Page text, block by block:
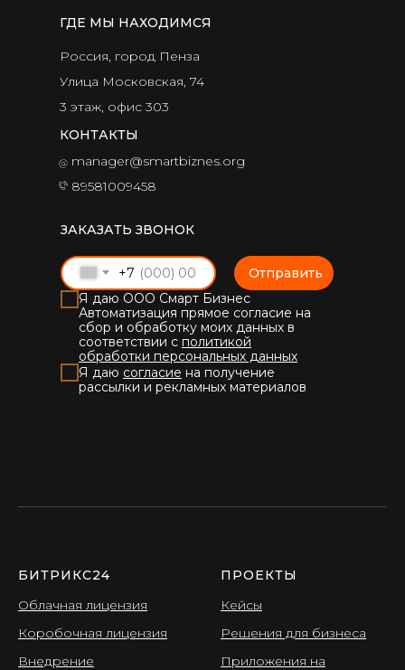
Россия, город Пенза
Улица Московская, 74
3 этаж, офис 303
manager@smartbiznes.org
89581009458
+7
Я даю ООО Смарт Бизнес
Автоматизация прямое согласие на
сбор и обработку моих данных в
соответствии с политикой
обработки персональных данных
Я даю согласие на получение
рассылки и рекламных материалов
Отправить
ГДЕ МЫ НАХОДИМСЯ
КОНТАКТЫ
ЗАКАЗАТЬ ЗВОНОК
БИТРИКС24
Облачная лицензия
Коробочная лицензия
Внедрение
ПРОЕКТЫ
Кейсы
Решения для бизнеса
Приложения на